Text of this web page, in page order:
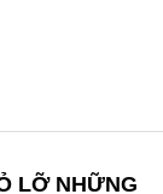
LỠ NHỮNG